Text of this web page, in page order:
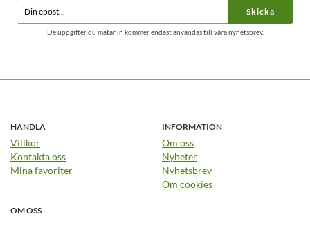
Skicka
De uppgifter du matar in kommer endast användas till våra nyhetsbrev.
HANDLA
Villkor
Kontakta oss
Mina favoriter
INFORMATION
Om oss
Nyheter
Nyhetsbrev
Om cookies
OM OSS